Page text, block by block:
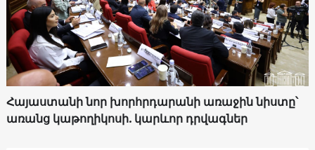
Հայաստանի նոր խորհրդարանի առաջին նիստը՝
առանց կաթողիկոսի. կարևոր դրվագներ